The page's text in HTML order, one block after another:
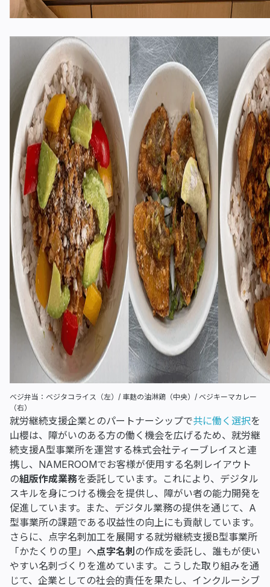
ベジ弁当：ベジタコライス（左）/ 車麩の油淋鶏（中央）/ ベジキーマカレー
（右）
就労継続支援企業とのパートナーシップで共に働く選択を
山櫻は、障がいのある方の働く機会を広げるため、就労継
続支援A型事業所を運営する株式会社ティーブレイスと連
携し、NAMEROOMでお客様が使用する名刺レイアウト
の組版作成業務を委託しています。これにより、デジタル
スキルを身につける機会を提供し、障がい者の能力開発を
促進しています。また、デジタル業務の提供を通じて、A
型事業所の課題である収益性の向上にも貢献しています。
さらに、点字名刺加工を展開する就労継続支援B型事業所
「かたくりの里」へ点字名刺 の作成を委託し、誰もが使い
やすい名刺づくりを進めています。こうした取り組みを通
じて、企業としての社会的責任を果たし、インクルーシブ